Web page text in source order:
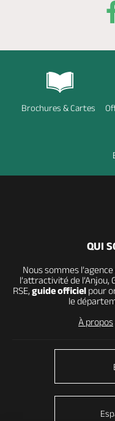
Brochures & Cartes
QUI
Nous sommes
l’attractivité de
RSE, guide officielpour
le
À propos